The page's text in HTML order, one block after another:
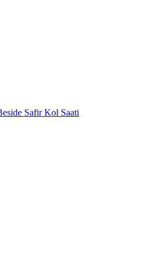
Safir Kol Saati